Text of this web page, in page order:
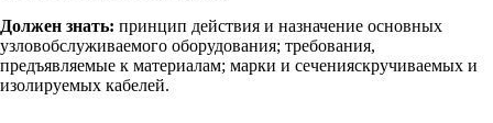
Должен знать: принцип действия и назначение основных
узловобслуживаемого оборудования; требования,
предъявляемые к материалам; марки и сеченияскручиваемых и
изолируемых кабелей.